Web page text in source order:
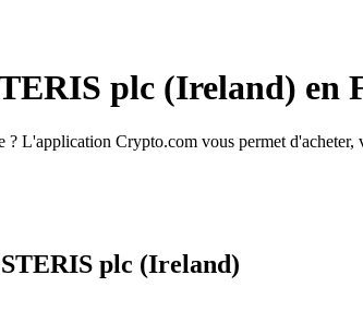
plc (Ireland) en
L'application Crypto.com vous permet
plc (Ireland)